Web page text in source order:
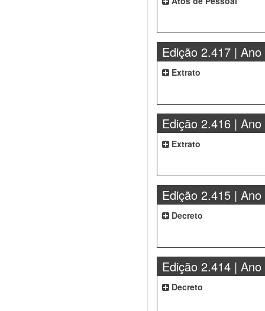
Edição 2.417 |
Extrato
Edição 2.416 |
Extrato
Edição 2.415 |
Decreto
Edição 2.414 |
Decreto